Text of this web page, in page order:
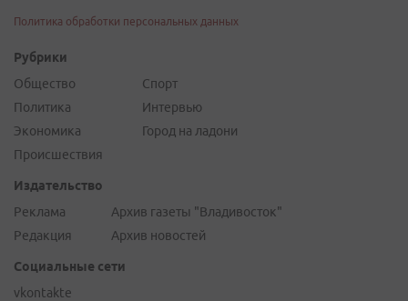
Политика обработки персональных данных
Рубрики
Общество
Политика
Экономика
Происшествия
Спорт
Интервью
Город на ладони
Издательство
Реклама
Редакция
Архив газеты "Владивосток"
Архив новостей
Социальные сети
vkontakte